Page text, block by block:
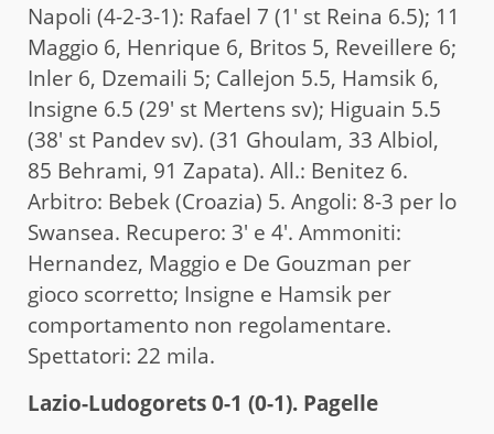
Napoli (4-2-3-1): Rafael 7 (1′ st Reina 6.5); 11
Maggio 6, Henrique 6, Britos 5, Reveillere 6;
Inler 6, Dzemaili 5; Callejon 5.5, Hamsik 6,
Insigne 6.5 (29′ st Mertens sv); Higuain 5.5
(38′ st Pandev sv). (31 Ghoulam, 33 Albiol,
85 Behrami, 91 Zapata). All.: Benitez 6.
Arbitro: Bebek (Croazia) 5. Angoli: 8-3 per lo
Swansea. Recupero: 3′ e 4′. Ammoniti:
Hernandez, Maggio e De Gouzman per
gioco scorretto; Insigne e Hamsik per
comportamento non regolamentare.
Spettatori: 22 mila.
Lazio-Ludogorets 0-1 (0-1). Pagelle